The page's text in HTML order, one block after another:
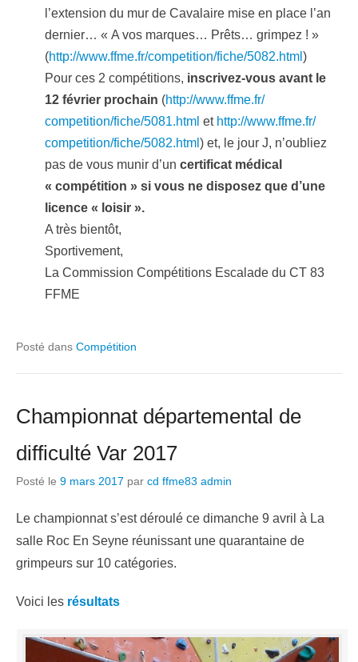
l’extension du mur de Cavalaire mise en place l’an
dernier… « A vos marques… Prêts… grimpez ! »
(http://www.ffme.fr/competition/fiche/5082.html )
Pour ces 2 compétitions, inscrivez-vous avant le
12 février prochain (http://www.ffme.fr/
competition/fiche/5081.html et http://www.ffme.fr/
competition/fiche/5082.html ) et, le jour J, n’oubliez
pas de vous munir d’un certificat médical
« compétition » si vous ne disposez que d’une
licence « loisir ».
A très bientôt,
Sportivement,
La Commission Compétitions Escalade du CT 83
FFME
Posté dans Compétition
Championnat départemental de
difficulté Var 2017
Posté le 9 mars 2017 par cd ffme83 admin
Le championnat s’est déroulé ce dimanche 9 avril à La
salle Roc En Seyne réunissant une quarantaine de
grimpeurs sur 10 catégories.
Voici les résultats